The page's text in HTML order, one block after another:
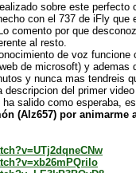
sobre este
con el 737 de iFly
comento por que
al resto.
de voz
de microsoft) y
y nunca mas tendreis
del primer
salido como esperaba,
(Alz657) por